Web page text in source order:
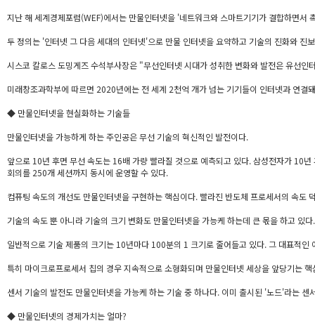
지난 해 세계경제포럼(WEF)에서는 만물인터넷을 '네트워크와 스마트기기가 결합하면
두 정의는 '인터넷 그 다음 세대의 인터넷'으로 만물 인터넷을 요약하고 기술의 진화와
시스코 칼로스 도밍게즈 수석부사장은 "무선인터넷 시대가 성취한 변화와 발전은 유선
미래창조과학부에 따르면 2020년에는 전 세계 2천억 개가 넘는 기기들이 인터넷과 연
◆ 만물인터넷을 현실화하는 기술들
만물인터넷을 가능하게 하는 주인공은 무선 기술의 혁신적인 발전이다.
앞으로 10년 후면 무선 속도는 16배 가량 빨라질 것으로 예측되고 있다. 삼성전자가 10
회의를 250개 세션까지 동시에 운영할 수 있다.
컴퓨팅 속도의 개선도 만물인터넷을 구현하는 핵심이다. 빨라진 반도체 프로세서의 속
기술의 속도 뿐 아니라 기술의 크기 변화도 만물인터넷을 가능케 하는데 큰 몫을 하고 있다.
일반적으로 기술 제품의 크기는 10년마다 100분의 1 크기로 줄어들고 있다. 그 대표적
특히 마이크로프로세서 칩의 경우 지속적으로 소형화되며 만물인터넷 세상을 앞당기는
센서 기술의 발전도 만물인터넷을 가능케 하는 기술 중 하나다. 이미 출시된 '노드'라는
◆ 만물인터넷의 경제가치는 얼마?